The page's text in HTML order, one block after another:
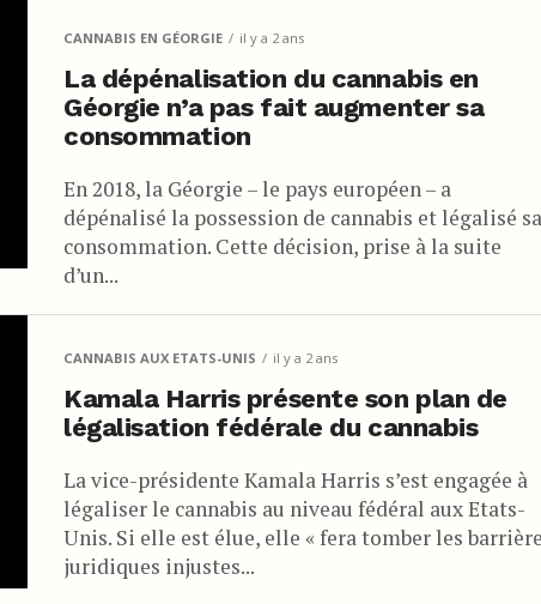
CANNABIS EN GÉORGIE il y a 2 ans
La dépénalisation du cannabis en
Géorgie n’a pas fait augmenter sa
consommation
En 2018, la Géorgie – le pays européen – a
dépénalisé la possession de cannabis et légalisé sa
consommation. Cette décision, prise à la suite
d’un...
CANNABIS AUX ETATS-UNIS il y a 2 ans
Kamala Harris présente son plan de
légalisation fédérale du cannabis
La vice-présidente Kamala Harris s’est engagée à
légaliser le cannabis au niveau fédéral aux Etats-
Unis. Si elle est élue, elle « fera tomber les
juridiques injustes...